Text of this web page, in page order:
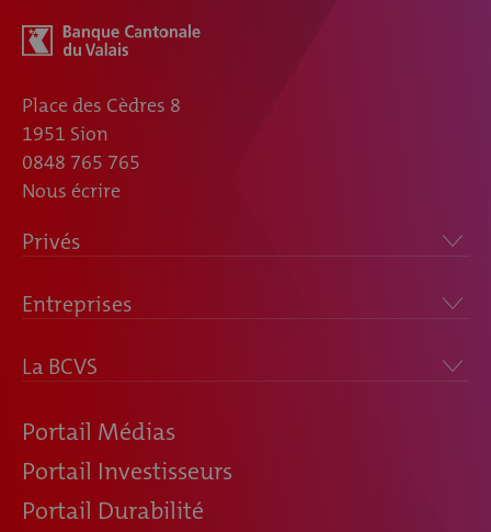
Place des Cèdres 8
1951 Sion
0848 765 765
Nous écrire
Privés
Entreprises
La BCVS
Portail Médias
Portail Investisseurs
Portail Durabilité